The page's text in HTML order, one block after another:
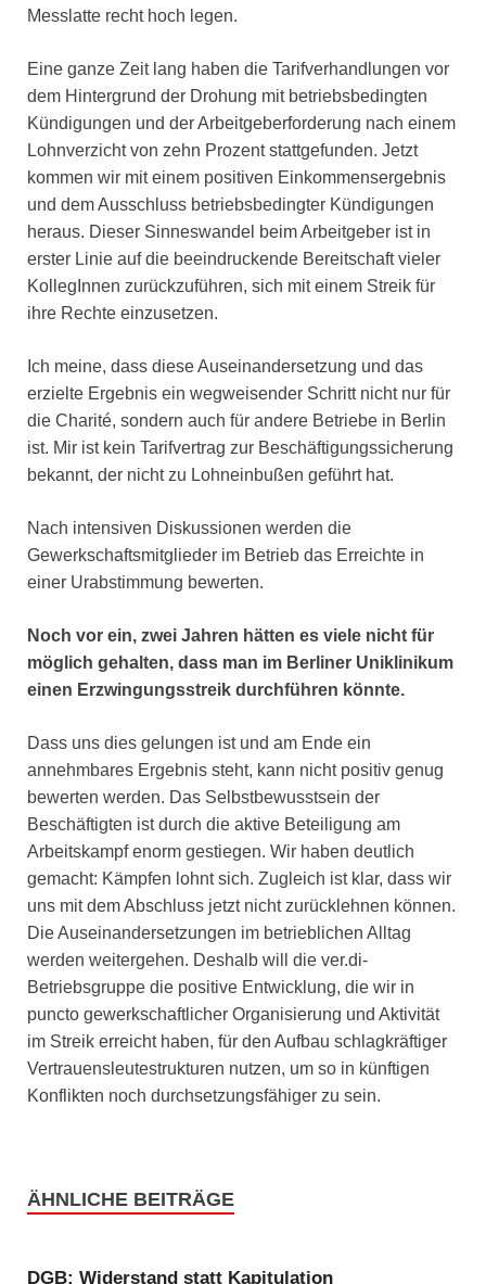
Messlatte recht hoch legen.
Eine ganze Zeit lang haben die Tarifverhandlungen vor
dem Hintergrund der Drohung mit betriebsbedingten
Kündigungen und der Arbeitgeberforderung nach einem
Lohnverzicht von zehn Prozent stattgefunden. Jetzt
kommen wir mit einem positiven Einkommensergebnis
und dem Ausschluss betriebsbedingter Kündigungen
heraus. Dieser Sinneswandel beim Arbeitgeber ist in
erster Linie auf die beeindruckende Bereitschaft vieler
KollegInnen zurückzuführen, sich mit einem Streik für
ihre Rechte einzusetzen.
Ich meine, dass diese Auseinandersetzung und das
erzielte Ergebnis ein wegweisender Schritt nicht nur für
die Charité, sondern auch für andere Betriebe in Berlin
ist. Mir ist kein Tarifvertrag zur Beschäftigungssicherung
bekannt, der nicht zu Lohneinbußen geführt hat.
Nach intensiven Diskussionen werden die
Gewerkschaftsmitglieder im Betrieb das Erreichte in
einer Urabstimmung bewerten.
Noch vor ein, zwei Jahren hätten es viele nicht für
möglich gehalten, dass man im Berliner Uniklinikum
einen Erzwingungsstreik durchführen könnte.
Dass uns dies gelungen ist und am Ende ein
annehmbares Ergebnis steht, kann nicht positiv genug
bewerten werden. Das Selbstbewusstsein der
Beschäftigten ist durch die aktive Beteiligung am
Arbeitskampf enorm gestiegen. Wir haben deutlich
gemacht: Kämpfen lohnt sich. Zugleich ist klar, dass wir
uns mit dem Abschluss jetzt nicht zurücklehnen können.
Die Auseinandersetzungen im betrieblichen Alltag
werden weitergehen. Deshalb will die ver.di-
Betriebsgruppe die positive Entwicklung, die wir in
puncto gewerkschaftlicher Organisierung und Aktivität
im Streik erreicht haben, für den Aufbau schlagkräftiger
Vertrauensleutestrukturen nutzen, um so in künftigen
Konflikten noch durchsetzungsfähiger zu sein.
ÄHNLICHE BEITRÄGE
DGB: Widerstand statt Kapitulation